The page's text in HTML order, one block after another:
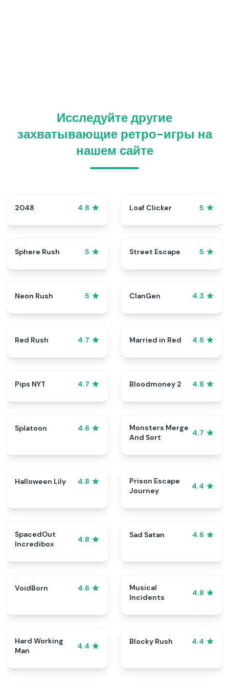
Исследуйте другие
захватывающие ретро-игры на
нашем сайте
2048 4.8 Loaf Clicker 5
Sphere Rush 5 Street Escape 5
Neon Rush 5 ClanGen 4.3
Red Rush 4.7 Married in Red 4.6
Pips NYT 4.7 Bloodmoney 2 4.8
Splatoon 4.6
Monsters Merge
And Sort
4.7
Halloween Lily 4.8
Prison Escape
Journey
4.4
SpacedOut
Incredibox
4.8
Sad Satan 4.6
VoidBorn 4.6
Musical
Incidents
4.8
Hard Working
Man
4.4
Blocky Rush 4.4